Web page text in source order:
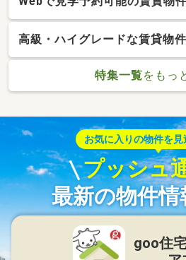
高級・ハイグレードな賃貸物件
特集一覧をもっ
お気に入りの物件を見
プッシュ
最新の物件
goo住